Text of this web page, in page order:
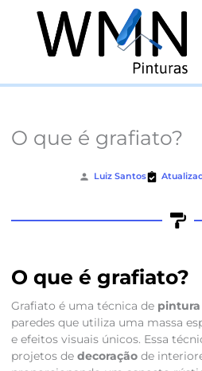
conteúdo
O que é grafiato?
Luiz Santos
O que é grafiato?
Grafiato é uma técnica de pintura
paredes que utiliza uma massa
e efeitos visuais únicos. Essa
projetos de decoraçãode